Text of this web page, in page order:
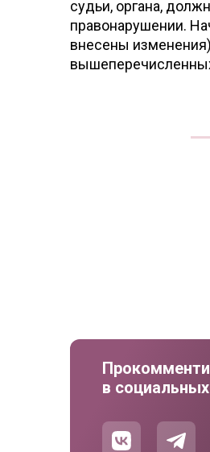
судьи, органа,
правонарушении.
внесены
в